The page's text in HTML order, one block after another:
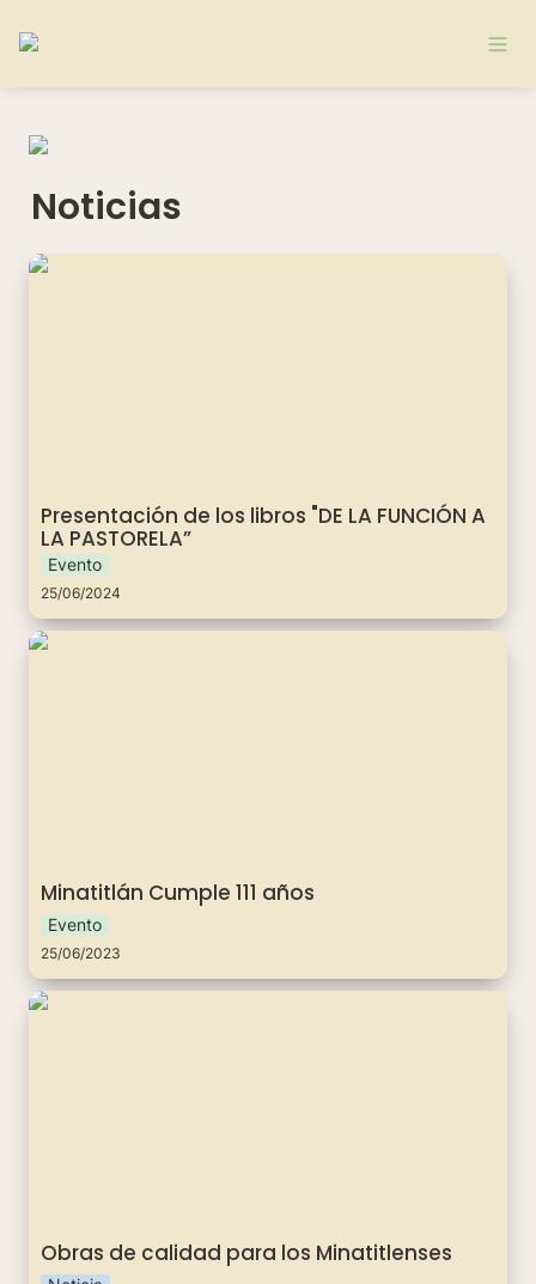
Noticias
Presentación de los libros "DE LA FUNCIÓN A LA
Presentación de los libros "DE LA FUNCIÓN A
LA PASTORELA”
Evento
25/06/2024
Minatitlán Cumple 111 años
Minatitlán Cumple 111 años
Evento
25/06/2023
Obras de calidad para los Minatitlenses
Obras de calidad para los Minatitlenses